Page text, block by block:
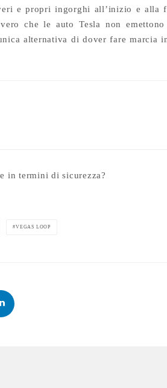
e propri ingorghi all’inizio e alla
che le auto Tesla non
alternativa di dover fare marcia
in termini di sicurezza?
VEGAS LOOP